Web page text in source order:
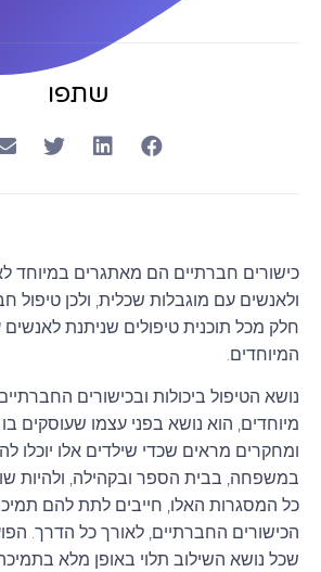
שתפו
כישורים חברתיים הם מאתגרים במיוחד
ולאנשים עם מוגבלות שכלית, ולכן טיפול
חלק מכל תוכנית טיפולים שניתנת
המיוחדים.
נושא הטיפול ביכולות ובכישורים
מיוחדים, הוא נושא בפני עצמו שעוסקים
ומחקרים מראים שכדי שילדים אלו יוכלו
במשפחה, בבית הספר ובקהילה, ולהיות
כל המסגרות האלו, חייבים לתת להם
הכישורים החברתיים, לאורך כל הדרך.
שכל נושא השילוב תלוי באופן מלא